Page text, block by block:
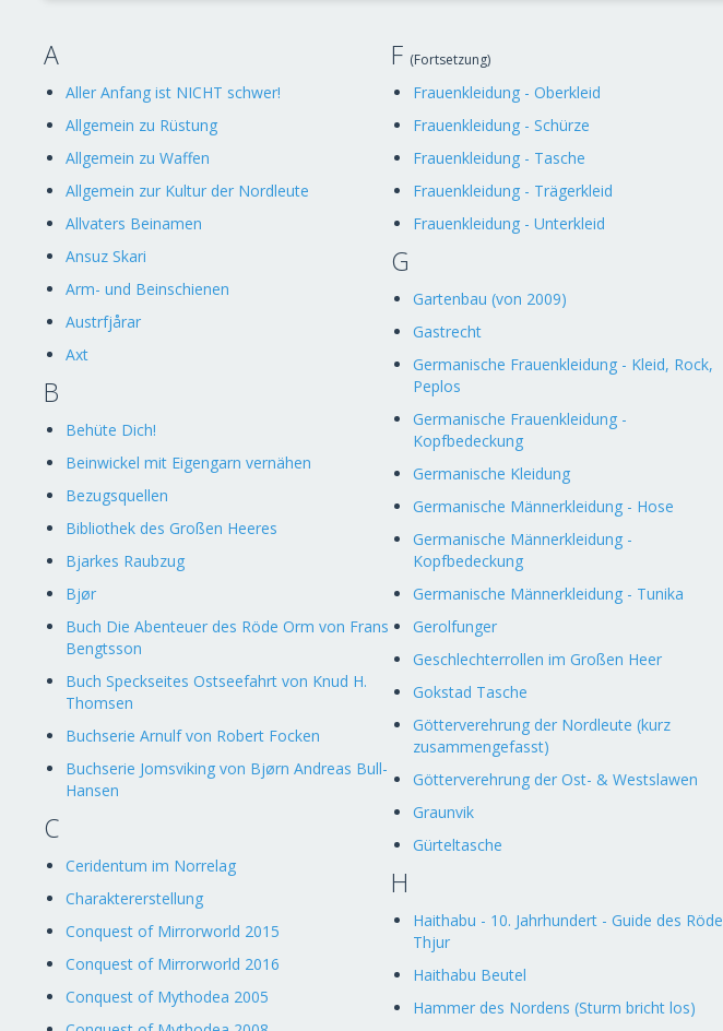
A
Aller Anfang ist NICHT schwer!
Allgemein zu Rüstung
Allgemein zu Waffen
Allgemein zur Kultur der Nordleute
Allvaters Beinamen
Ansuz Skari
Arm- und Beinschienen
Austrfjårar
Axt
B
Behüte Dich!
Beinwickel mit Eigengarn vernähen
Bezugsquellen
Bibliothek des Großen Heeres
Bjarkes Raubzug
Bjør
Buch Die Abenteuer des Röde Orm von Frans
Bengtsson
Buch Speckseites Ostseefahrt von Knud H.
Thomsen
Buchserie Arnulf von Robert Focken
Buchserie Jomsviking von Bjørn Andreas Bull-
Hansen
C
Ceridentum im Norrelag
Charaktererstellung
Conquest of Mirrorworld 2015
Conquest of Mirrorworld 2016
Conquest of Mythodea 2005
F (Fortsetzung)
Frauenkleidung - Oberkleid
Frauenkleidung - Schürze
Frauenkleidung - Tasche
Frauenkleidung - Trägerkleid
Frauenkleidung - Unterkleid
G
Gartenbau (von 2009)
Gastrecht
Germanische Frauenkleidung - Kleid, Rock,
Peplos
Germanische Frauenkleidung -
Kopfbedeckung
Germanische Kleidung
Germanische Männerkleidung - Hose
Germanische Männerkleidung -
Kopfbedeckung
Germanische Männerkleidung - Tunika
Gerolfunger
Geschlechterrollen im Großen Heer
Gokstad Tasche
Götterverehrung der Nordleute (kurz
zusammengefasst)
Götterverehrung der Ost- & Westslawen
Graunvik
Gürteltasche
H
Haithabu - 10. Jahrhundert - Guide des Röde
Thjur
Haithabu Beutel
Hammer des Nordens (Sturm bricht los)